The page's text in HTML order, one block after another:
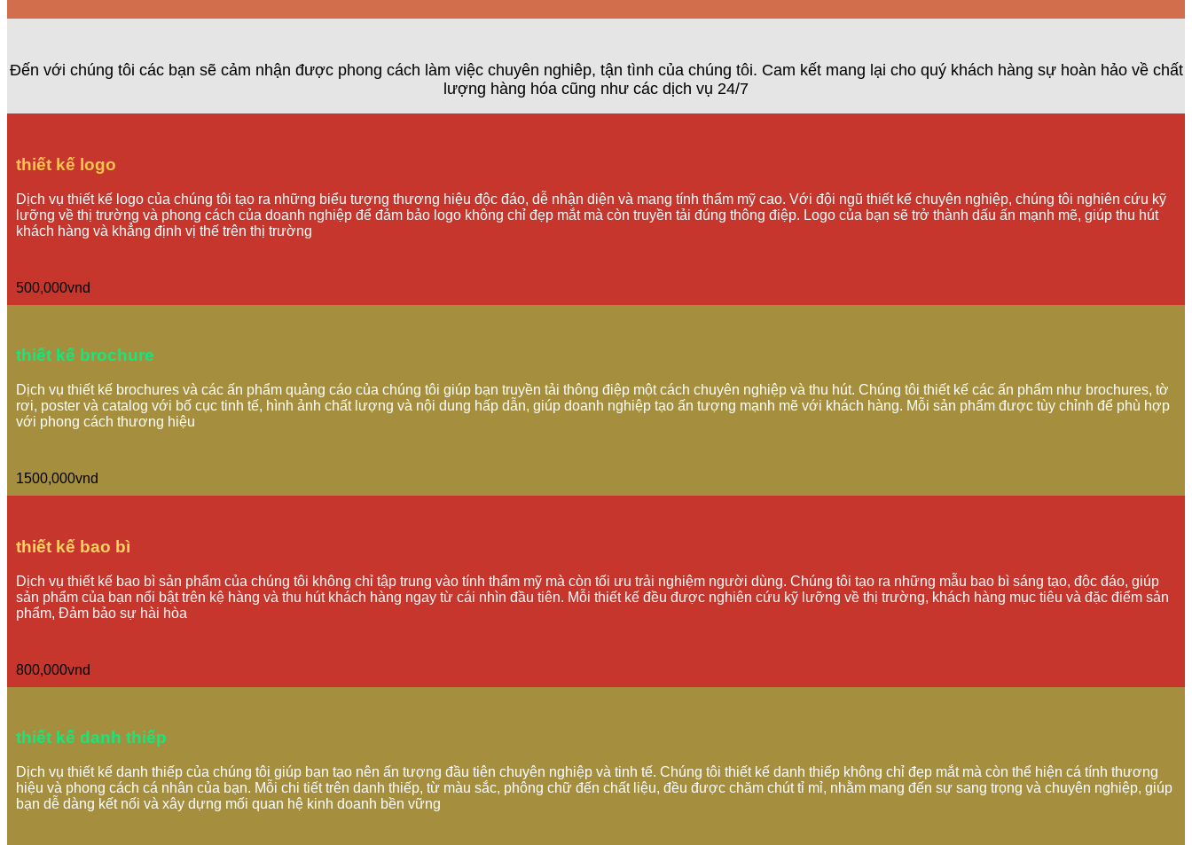
Đến với chúng tôi các bạn sẽ cảm nhận được phong cách làm việc chuyên nghiêp, tận tình của chúng tôi. Cam kết mang lại cho quý khách hàng sự hoàn hảo về chất
lượng hàng hóa cũng như các dịch vụ 24/7
thiết kế logo
Dịch vụ thiết kế logo của chúng tôi tạo ra những biểu tượng thương hiệu độc đáo, dễ nhận diện và mang tính thẩm mỹ cao. Với đội ngũ thiết kế chuyên nghiệp, chúng tôi nghiên cứu kỹ
lưỡng về thị trường và phong cách của doanh nghiệp để đảm bảo logo không chỉ đẹp mắt mà còn truyền tải đúng thông điệp. Logo của bạn sẽ trở thành dấu ấn mạnh mẽ, giúp thu hút
khách hàng và khẳng định vị thế trên thị trường
500,000vnd
thiết kế brochure
Dịch vụ thiết kế brochures và các ấn phẩm quảng cáo của chúng tôi giúp bạn truyền tải thông điệp một cách chuyên nghiệp và thu hút. Chúng tôi thiết kế các ấn phẩm như brochures, tờ
rơi, poster và catalog với bố cục tinh tế, hình ảnh chất lượng và nội dung hấp dẫn, giúp doanh nghiệp tạo ấn tượng mạnh mẽ với khách hàng. Mỗi sản phẩm được tùy chỉnh để phù hợp
với phong cách thương hiệu
1500,000vnd
thiết kế bao bì
Dịch vụ thiết kế bao bì sản phẩm của chúng tôi không chỉ tập trung vào tính thẩm mỹ mà còn tối ưu trải nghiệm người dùng. Chúng tôi tạo ra những mẫu bao bì sáng tạo, độc đáo, giúp
sản phẩm của bạn nổi bật trên kệ hàng và thu hút khách hàng ngay từ cái nhìn đầu tiên. Mỗi thiết kế đều được nghiên cứu kỹ lưỡng về thị trường, khách hàng mục tiêu và đặc điểm sản
phẩm, Đảm bảo sự hài hòa
800,000vnd
thiết kế danh thiếp
Dịch vụ thiết kế danh thiếp của chúng tôi giúp bạn tạo nên ấn tượng đầu tiên chuyên nghiệp và tinh tế. Chúng tôi thiết kế danh thiếp không chỉ đẹp mắt mà còn thể hiện cá tính thương
hiệu và phong cách cá nhân của bạn. Mỗi chi tiết trên danh thiếp, từ màu sắc, phông chữ đến chất liệu, đều được chăm chút tỉ mỉ, nhằm mang đến sự sang trọng và chuyên nghiệp, giúp
bạn dễ dàng kết nối và xây dựng mối quan hệ kinh doanh bền vững